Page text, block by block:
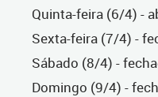
Quinta-feira (6/4) -
Sexta-feira (7/4) -
Sábado (8/4) -
Domingo (9/4) -